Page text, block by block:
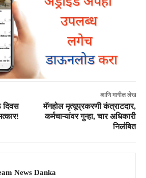
दिवस
आणि मागील लेख
मॅनहोल मृत्यूप्रकरणी कंत्राटदार,
कर्मचाऱ्यांवर गुन्हा, चार अधिकारी
निलंबित
News Danka